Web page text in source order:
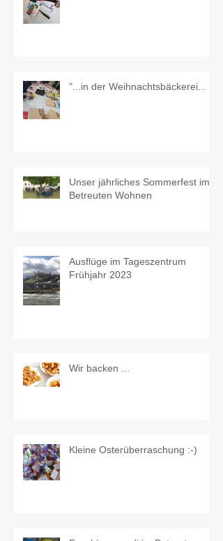
"...in der Weihnachtsbäckerei...
Unser jährliches Sommerfest im
Betreuten Wohnen
Ausflüge im Tageszentrum
Frühjahr 2023
Wir backen ...
Kleine Osterüberraschung :-)